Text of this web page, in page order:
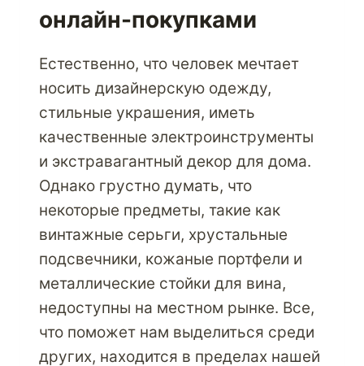
онлайн-покупками
Естественно, что человек мечтает
носить дизайнерскую одежду,
стильные украшения, иметь
качественные электроинструменты
и экстравагантный декор для дома.
Однако грустно думать, что
некоторые предметы, такие как
винтажные серьги, хрустальные
подсвечники, кожаные портфели и
металлические стойки для вина,
недоступны на местном рынке. Все,
что поможет нам выделиться среди
других, находится в пределах нашей